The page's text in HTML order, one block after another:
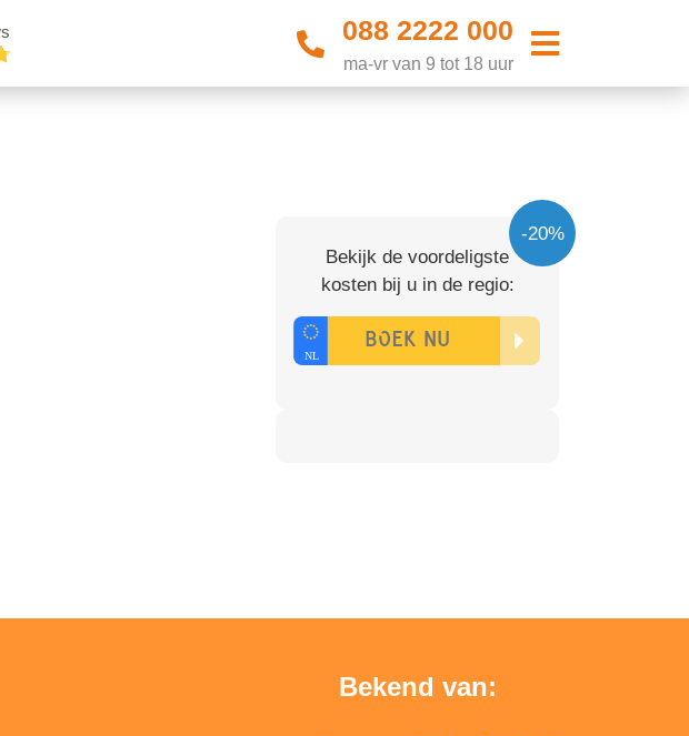
088 2222 000
ma-vr van 9 tot 18 uur
-20%
Bekijk de voordeligste
kosten bij u in de regio:
Bekend van: